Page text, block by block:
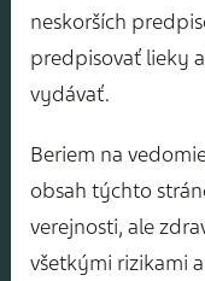
Mám záujem o
spravodajcu
neskorších
predpisovať lieky
vydávať.
Beriem na
obsah týchto
verejnosti, ale
všetkými rizikami